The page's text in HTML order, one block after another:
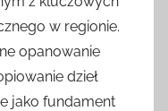
w regionie.
opanowanie
dzieł
jako fundament